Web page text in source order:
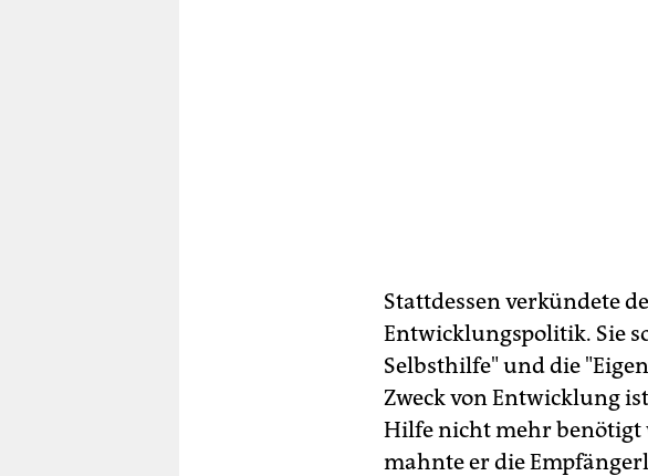
Stattdessen verkündete
Entwicklungspolitik. Sie
Selbsthilfe" und die
Zweck von Entwicklung
Hilfe nicht mehr benötigt
mahnte er die